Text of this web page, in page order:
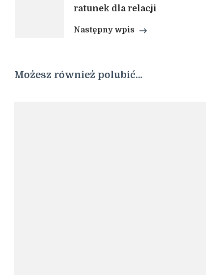
ratunek dla relacji
Następny wpis
Możesz również polubić…